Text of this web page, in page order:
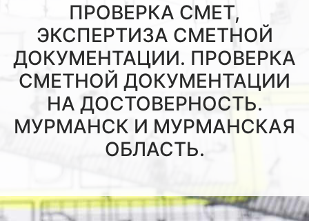
ПРОВЕРКА СМЕТ,
ЭКСПЕРТИЗА СМЕТНОЙ
ДОКУМЕНТАЦИИ. ПРОВЕРКА
СМЕТНОЙ ДОКУМЕНТАЦИИ
НА ДОСТОВЕРНОСТЬ.
МУРМАНСК И МУРМАНСКАЯ
ОБЛАСТЬ.